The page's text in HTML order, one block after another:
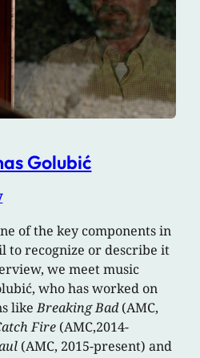
Golubić
of the key components in
to recognize or describe it
we meet music
who has worked on
likeBreaking Bad(AMC,
Fire (AMC,2014-
(AMC, 2015-present) and